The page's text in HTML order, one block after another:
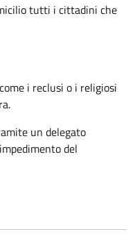
tutti i cittadini che
i reclusi o i religiosi
un delegato
del